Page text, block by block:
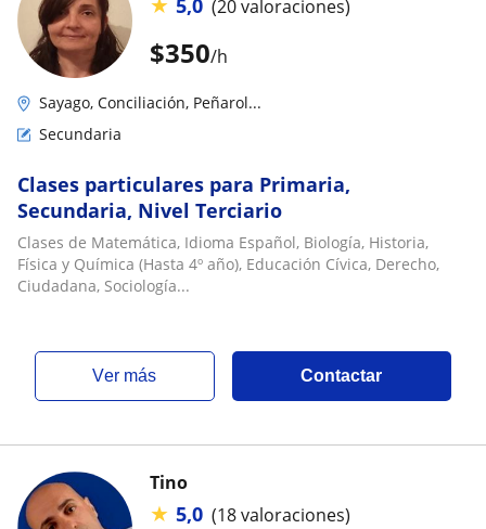
$350/h
5,0 (20 valoraciones)
Sayago, Conciliación, Peñarol...
Secundaria
Clases particulares para Primaria,
Secundaria, Nivel Terciario
Clases de Matemática, Idioma Español, Biología, Historia,
Física y Química (Hasta 4º año), Educación Cívica, Derecho,
Ciudadana, Sociología...
ver más Contactar
Tino
★ 5,0 (18 valoraciones)